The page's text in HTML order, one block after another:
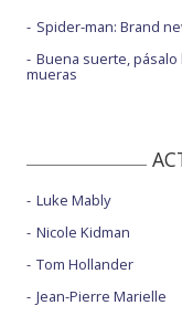
Spider-man: Brand
Buena suerte, pásalo
mueras
Luke Mably
Nicole Kidman
Tom Hollander
Jean-Pierre Marielle